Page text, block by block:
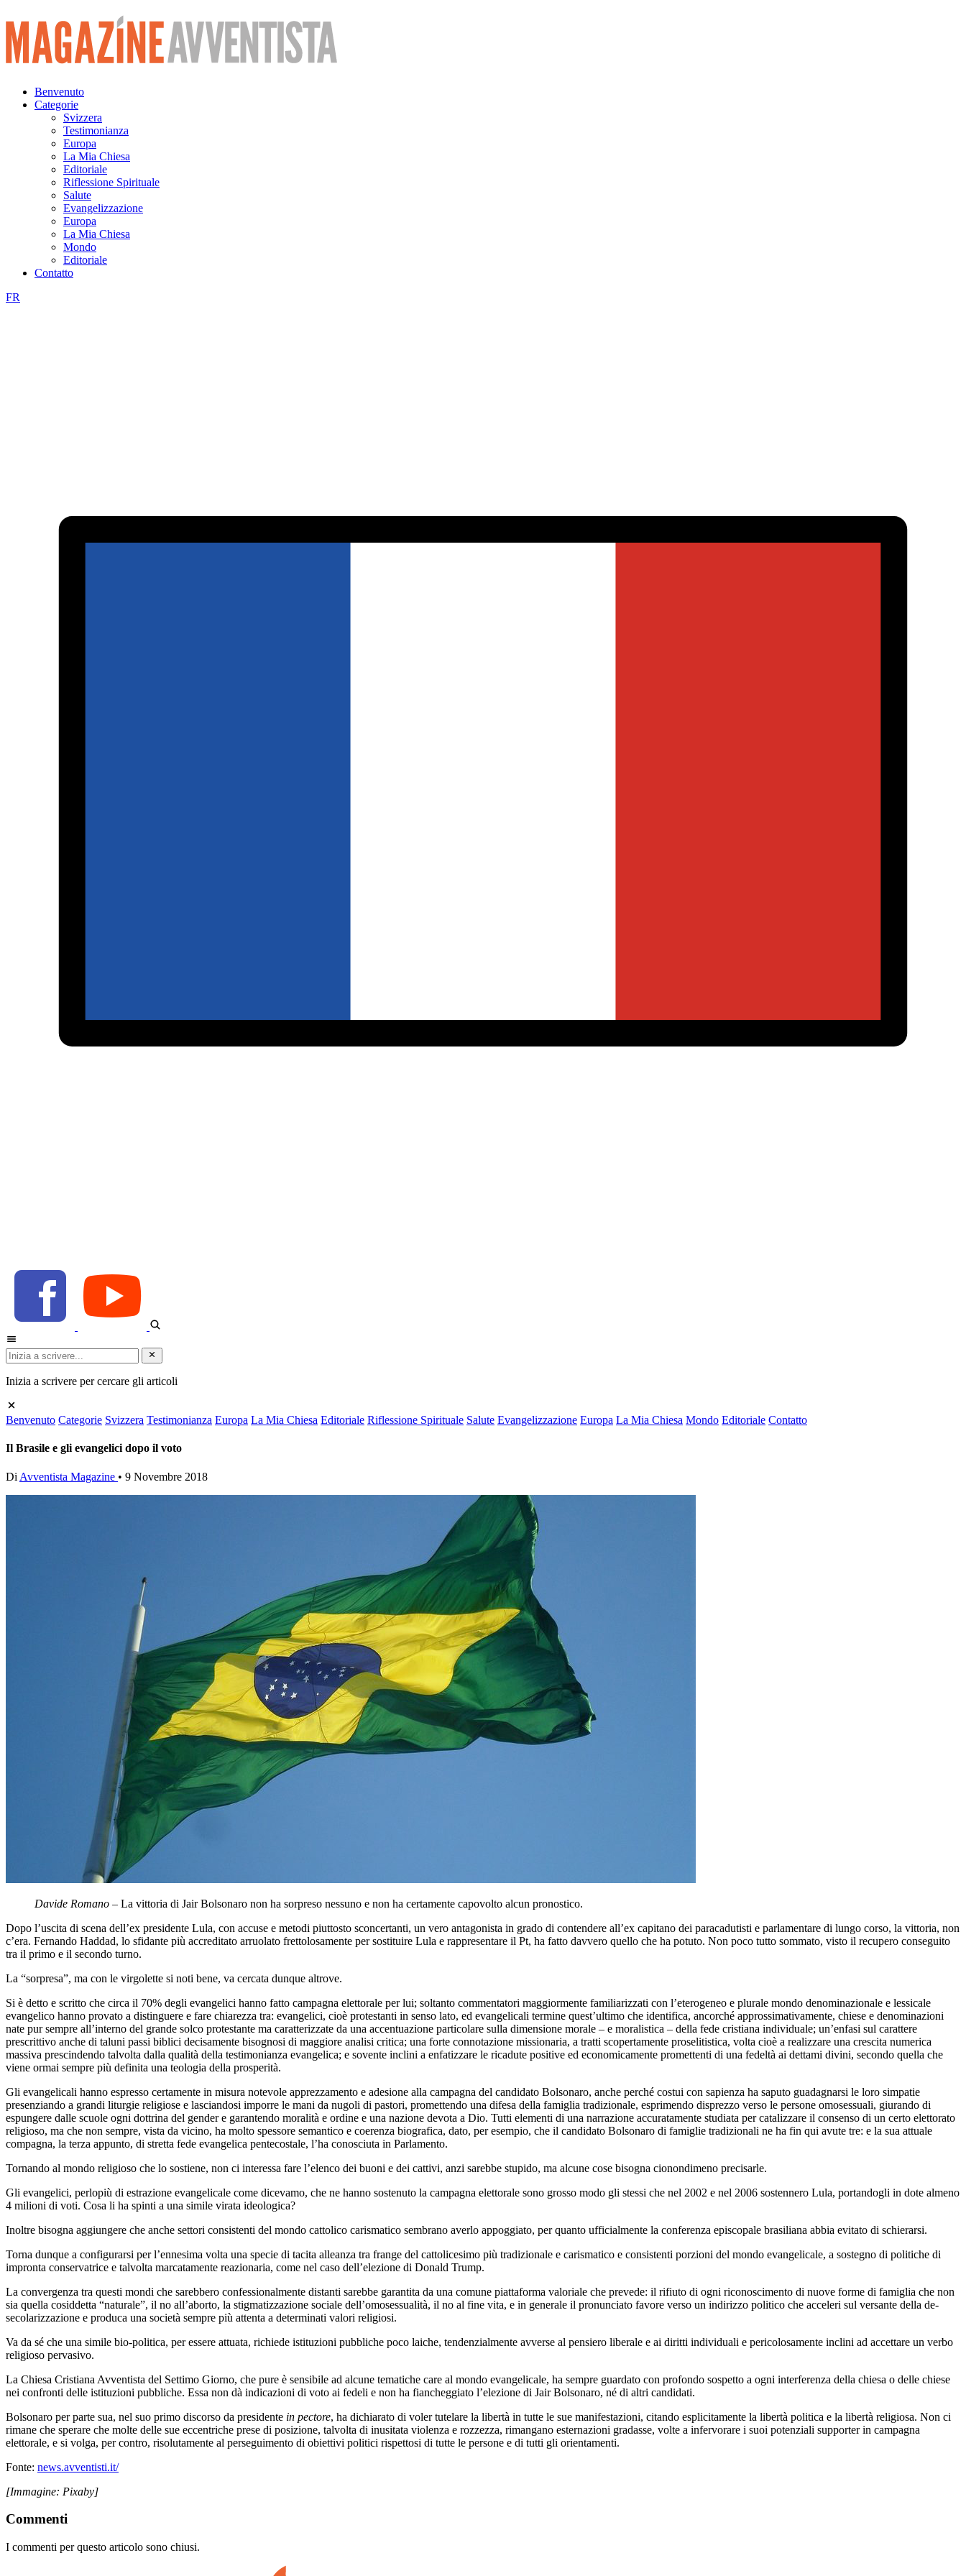
Vai
al
contenuto
Benvenuto
Categorie
Svizzera
Testimonianza
Europa
La Mia Chiesa
Editoriale
Riflessione Spirituale
Salute
Evangelizzazione
Europa
La Mia Chiesa
Mondo
Editoriale
Contatto
FR
Inizia a scrivere per cercare gli articoli
Benvenuto Categorie Svizzera Testimonianza Europa La Mia Chiesa Editoriale Riflessione Spirituale Salute Evangelizzazione Europa La Mia Chiesa Mondo Editoriale Contatto
Il Brasile e gli evangelici dopo il voto
Di Avventista Magazine • 9 Novembre 2018
Davide Romano – La vittoria di Jair Bolsonaro non ha sorpreso nessuno e non ha certamente capovolto alcun pronostico.
Dopo l’uscita di scena dell’ex presidente Lula, con accuse e metodi piuttosto sconcertanti, un vero antagonista in grado di contendere all’ex capitano dei paracadutisti e parlamentare di lungo corso, la vittoria, non
c’era. Fernando Haddad, lo sfidante più accreditato arruolato frettolosamente per sostituire Lula e rappresentare il Pt, ha fatto davvero quello che ha potuto. Non poco tutto sommato, visto il recupero conseguito
tra il primo e il secondo turno.
La “sorpresa”, ma con le virgolette si noti bene, va cercata dunque altrove.
Si è detto e scritto che circa il 70% degli evangelici hanno fatto campagna elettorale per lui; soltanto commentatori maggiormente familiarizzati con l’eterogeneo e plurale mondo denominazionale e lessicale
evangelico hanno provato a distinguere e fare chiarezza tra: evangelici, cioè protestanti in senso lato, ed evangelicali termine quest’ultimo che identifica, ancorché approssimativamente, chiese e denominazioni
nate pur sempre all’interno del grande solco protestante ma caratterizzate da una accentuazione particolare sulla dimensione morale – e moralistica – della fede cristiana individuale; un’enfasi sul carattere
prescrittivo anche di taluni passi biblici decisamente bisognosi di maggiore analisi critica; una forte connotazione missionaria, a tratti scopertamente proselitistica, volta cioè a realizzare una crescita numerica
massiva prescindendo talvolta dalla qualità della testimonianza evangelica; e sovente inclini a enfatizzare le ricadute positive ed economicamente promettenti di una fedeltà ai dettami divini, secondo quella che
viene ormai sempre più definita una teologia della prosperità.
Gli evangelicali hanno espresso certamente in misura notevole apprezzamento e adesione alla campagna del candidato Bolsonaro, anche perché costui con sapienza ha saputo guadagnarsi le loro simpatie
presenziando a grandi liturgie religiose e lasciandosi imporre le mani da nugoli di pastori, promettendo una difesa della famiglia tradizionale, esprimendo disprezzo verso le persone omosessuali, giurando di
espungere dalle scuole ogni dottrina del gender e garantendo moralità e ordine e una nazione devota a Dio. Tutti elementi di una narrazione accuratamente studiata per catalizzare il consenso di un certo elettorato
religioso, ma che non sempre, vista da vicino, ha molto spessore semantico e coerenza biografica, dato, per esempio, che il candidato Bolsonaro di famiglie tradizionali ne ha fin qui avute tre: e la sua attuale
compagna, la terza appunto, di stretta fede evangelica pentecostale, l’ha conosciuta in Parlamento.
Tornando al mondo religioso che lo sostiene, non ci interessa fare l’elenco dei buoni e dei cattivi, anzi sarebbe stupido, ma alcune cose bisogna cionondimeno precisarle.
Gli evangelici, perlopiù di estrazione evangelicale come dicevamo, che ne hanno sostenuto la campagna elettorale sono grosso modo gli stessi che nel 2002 e nel 2006 sostennero Lula, portandogli in dote almeno
4 milioni di voti. Cosa li ha spinti a una simile virata ideologica?
Inoltre bisogna aggiungere che anche settori consistenti del mondo cattolico carismatico sembrano averlo appoggiato, per quanto ufficialmente la conferenza episcopale brasiliana abbia evitato di schierarsi.
Torna dunque a configurarsi per l’ennesima volta una specie di tacita alleanza tra frange del cattolicesimo più tradizionale e carismatico e consistenti porzioni del mondo evangelicale, a sostegno di politiche di
impronta conservatrice e talvolta marcatamente reazionaria, come nel caso dell’elezione di Donald Trump.
La convergenza tra questi mondi che sarebbero confessionalmente distanti sarebbe garantita da una comune piattaforma valoriale che prevede: il rifiuto di ogni riconoscimento di nuove forme di famiglia che non
sia quella cosiddetta “naturale”, il no all’aborto, la stigmatizzazione sociale dell’omosessualità, il no al fine vita, e in generale il pronunciato favore verso un indirizzo politico che acceleri sul versante della de-
secolarizzazione e produca una società sempre più attenta a determinati valori religiosi.
Va da sé che una simile bio-politica, per essere attuata, richiede istituzioni pubbliche poco laiche, tendenzialmente avverse al pensiero liberale e ai diritti individuali e pericolosamente inclini ad accettare un verbo
religioso pervasivo.
La Chiesa Cristiana Avventista del Settimo Giorno, che pure è sensibile ad alcune tematiche care al mondo evangelicale, ha sempre guardato con profondo sospetto a ogni interferenza della chiesa o delle chiese
nei confronti delle istituzioni pubbliche. Essa non dà indicazioni di voto ai fedeli e non ha fiancheggiato l’elezione di Jair Bolsonaro, né di altri candidati.
Bolsonaro per parte sua, nel suo primo discorso da presidente in pectore, ha dichiarato di voler tutelare la libertà in tutte le sue manifestazioni, citando esplicitamente la libertà politica e la libertà religiosa. Non ci
rimane che sperare che molte delle sue eccentriche prese di posizione, talvolta di inusitata violenza e rozzezza, rimangano esternazioni gradasse, volte a infervorare i suoi potenziali supporter in campagna
elettorale, e si volga, per contro, risolutamente al perseguimento di obiettivi politici rispettosi di tutte le persone e di tutti gli orientamenti.
Fonte: news.avventisti.it/
[Immagine: Pixaby]
Commenti
I commenti per questo articolo sono chiusi.